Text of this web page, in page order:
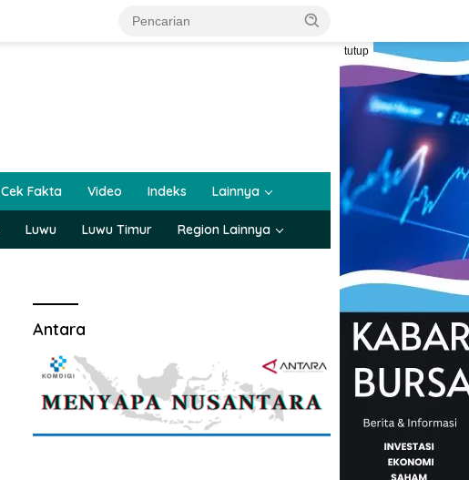
tutup
Cek Fakta Video Indeks Lainnya
Luwu Luwu Timur Region Lainnya
Antara